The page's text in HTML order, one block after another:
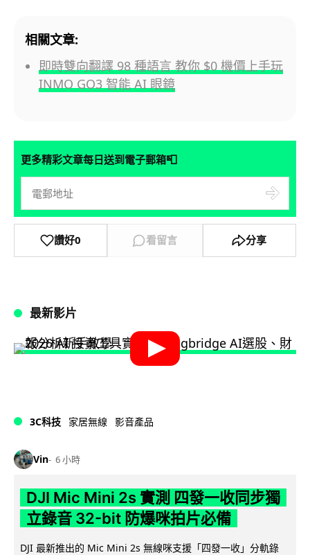
相關文章:
即時雙向翻譯 98 種語言 教你 $0 機價上手玩
INMO GO3 智能 AI 眼鏡
更多精彩文章每日送到電子郵箱📮
讚好0 看留言 分享
最新影片
3C科技 家居無線 影音產品
Vin 6 小時
DJI Mic Mini 2s 實測 四發一收同步獨
立錄音 32-bit 防爆咪拍片必備
DJI 最新推出的 Mic Mini 2s 無線咪支援「四發一收」分軌錄